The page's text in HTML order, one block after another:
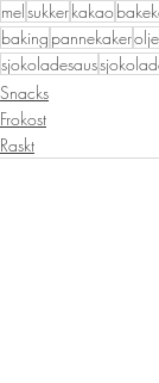
melsukkerkakao
baking pannekakerolje
sjokoladesaus
Snacks
Frokost
Raskt